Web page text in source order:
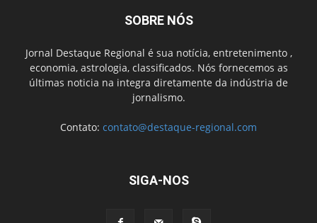
SOBRE NÓS
Jornal Destaque Regional é sua notícia, entretenimento ,
economia, astrologia, classificados. Nós fornecemos as
últimas noticia na integra diretamente da indústria de
jornalismo.
Contato: contato@destaque-regional.com
SIGA-NOS